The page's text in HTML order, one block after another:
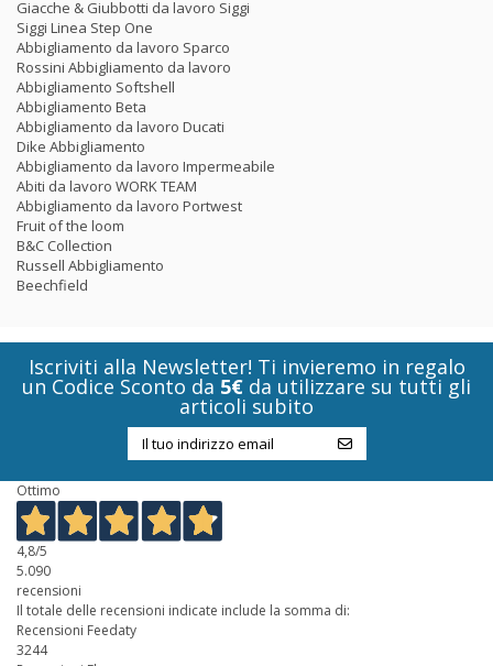
Giacche & Giubbotti da lavoro Siggi
Siggi Linea Step One
Abbigliamento da lavoro Sparco
Rossini Abbigliamento da lavoro
Abbigliamento Softshell
Abbigliamento Beta
Abbigliamento da lavoro Ducati
Dike Abbigliamento
Abbigliamento da lavoro Impermeabile
Abiti da lavoro WORK TEAM
Abbigliamento da lavoro Portwest
Fruit of the loom
B&C Collection
Russell Abbigliamento
Beechfield
Iscriviti alla Newsletter! Ti invieremo in regalo
un Codice Sconto da 5€ da utilizzare su tutti gli
articoli subito
Ottimo
4,8/5
5.090
recensioni
Il totale delle recensioni indicate include la somma di:
Recensioni Feedaty
3244